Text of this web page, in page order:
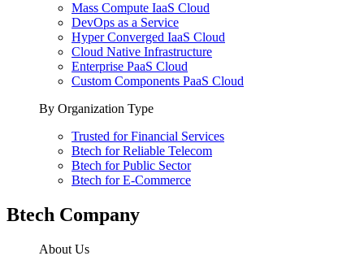
Mass Compute IaaS Cloud
DevOps as a Service
Hyper Converged IaaS Cloud
Cloud Native Infrastructure
Enterprise PaaS Cloud
Custom Components PaaS Cloud
By Organization Type
Trusted for Financial Services
Btech for Reliable Telecom
Btech for Public Sector
Btech for E-Commerce
Btech Company
About Us